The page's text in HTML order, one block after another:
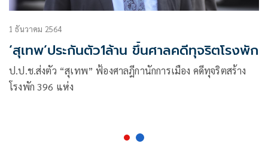
1 ธันวาคม 2564
‘สุเทพ’ประกันตัว1ล้าน ขึ้นศาลคดีทุจริตโรงพัก
ป.ป.ช.ส่งตัว “สุเทพ” ฟ้องศาลฎีกานักการเมือง คดีทุจริตสร้าง
โรงพัก 396 แห่ง